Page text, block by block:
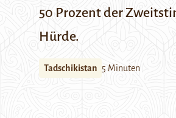
50 Prozent der
Hürde.
Tadschikistan 5 Minuten